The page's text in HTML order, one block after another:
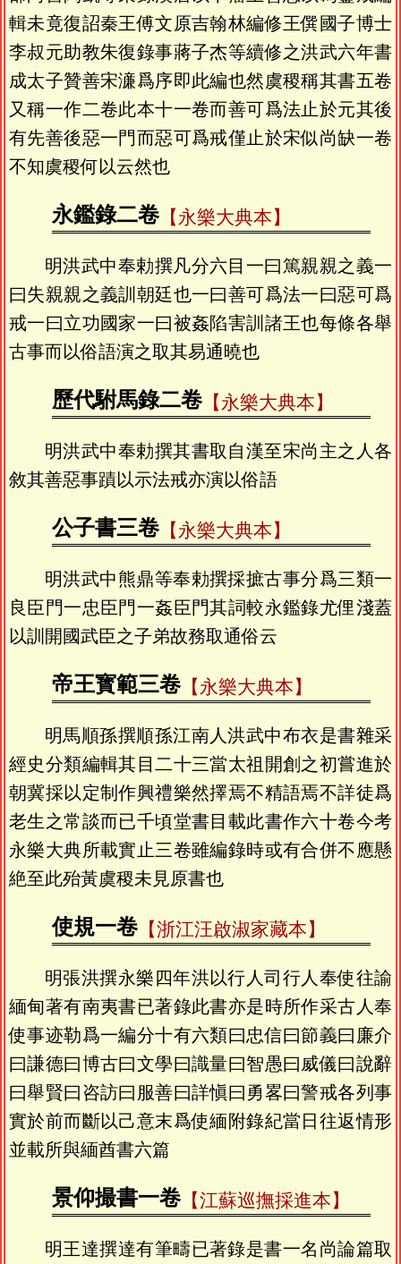
輯未竟復詔秦王傅文原吉翰林編修王僎國子博士
李叔元助教朱復錄事蔣子杰等續修之洪武六年書
成太子贊善宋濓爲序即此編也然虞稷稱其書五卷
又稱一作二卷此本十一卷而善可爲法止於元其後
有先善後惡一門而惡可爲戒僅止於宋似尚缺一卷
不知虞稷何以云然也
永鑑錄二卷【永樂大典本】
明洪武中奉勅撰凡分六目一曰篤親親之義一
曰失親親之義訓朝廷也一曰善可爲法一曰惡可爲
戒一曰立功國家一曰被姦陷害訓諸王也每條各舉
古事而以俗語演之取其易通曉也
歷代駙馬錄二卷【永樂大典本】
明洪武中奉勅撰其書取自漢至宋尚主之人各
敘其善惡事蹟以示法戒亦演以俗語
公子書三卷【永樂大典本】
明洪武中熊鼎等奉勅撰採摭古事分爲三類一
良臣門一忠臣門一姦臣門其詞較永鑑錄尤俚淺蓋
以訓開國武臣之子弟故務取通俗云
帝王寳範三卷【永樂大典本】
明馬順孫撰順孫江南人洪武中布衣是書雜采
經史分類編輯其目二十三當太祖開創之初嘗進於
朝冀採以定制作興禮樂然擇焉不精語焉不詳徒爲
老生之常談而已千頃堂書目載此書作六十卷今考
永樂大典所載實止三卷雖編錄時或有合併不應懸
絶至此殆黃虞稷未見原書也
使規一卷【浙江汪啟淑家藏本】
明張洪撰永樂四年洪以行人司行人奉使往諭
緬甸著有南夷書已著錄此書亦是時所作采古人奉
使事迹勒爲一編分十有六類曰忠信曰節義曰廉介
曰謙德曰博古曰文學曰識量曰智愚曰威儀曰說辭
曰舉賢曰咨訪曰服善曰詳愼曰勇畧曰警戒各列事
實於前而斷以己意末爲使緬附錄紀當日往返情形
並載所與緬酋書六篇
景仰撮書一卷【江蘇巡撫採進本】
明王達撰達有筆疇已著錄是書一名尚論篇取